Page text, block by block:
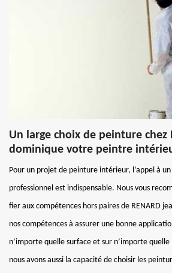
Un large choix de peinture chez
dominique votre peintre
Pour un projet de peinture intérieur, l’appel à
professionnel est indispensable. Nous vous
fier aux compétences hors paires de RENARD
nos compétences à assurer une bonne
n’importe quelle surface et sur n’importe
nous avons aussi la capacité de choisir les